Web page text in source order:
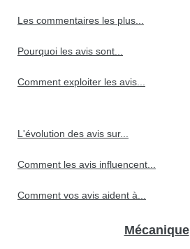
Les commentaires les plus...
Pourquoi les avis sont...
Comment exploiter les avis...
L'évolution des avis sur...
Comment les avis influencent...
Comment vos avis aident à...
Mécanique